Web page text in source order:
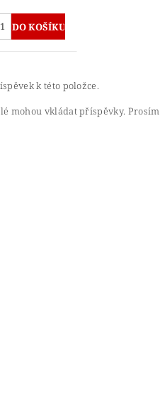
k této položce.
mohou vkládat příspěvky. Prosím